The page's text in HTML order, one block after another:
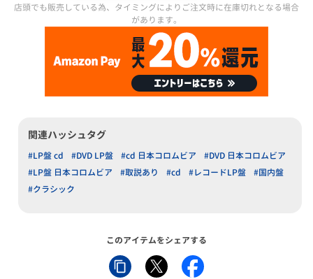
店頭でも販売している為、タイミングによりご注文時に在庫切れとなる場合
があります。
関連ハッシュタグ
#LP盤 cd #DVD LP盤 #cd 日本コロムビア
#DVD 日本コロムビア
#LP盤 日本コロムビア
#取説あり #cd #レコードLP盤
#国内盤
#クラシック
このアイテムをシェアする